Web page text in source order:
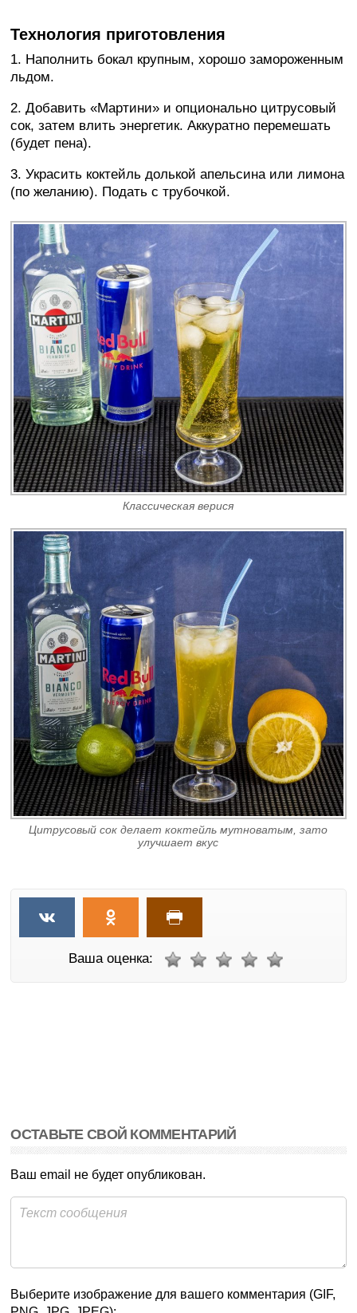
Технология приготовления
1. Наполнить бокал крупным, хорошо замороженным
льдом.
2. Добавить «Мартини» и опционально цитрусовый
сок, затем влить энергетик. Аккуратно перемешать
(будет пена).
3. Украсить коктейль долькой апельсина или лимона
(по желанию). Подать с трубочкой.
Классическая верися
Цитрусовый сок делает коктейль мутноватым, зато
улучшает вкус
Ваша оценка:
ОСТАВЬТЕ СВОЙ КОММЕНТАРИЙ
Ваш email не будет опубликован.
Выберите изображение для вашего комментария (GIF,